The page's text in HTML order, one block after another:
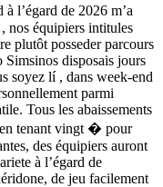
l’égard de 2026 m’a
nos équipiers intitules
plutôt posseder parcours
disposais jours
soyez lí , dans week-end
parmi
Tous les abaissements
tenant vingt � pour
des équipiers auront
à l’égard de
de jeu facilement